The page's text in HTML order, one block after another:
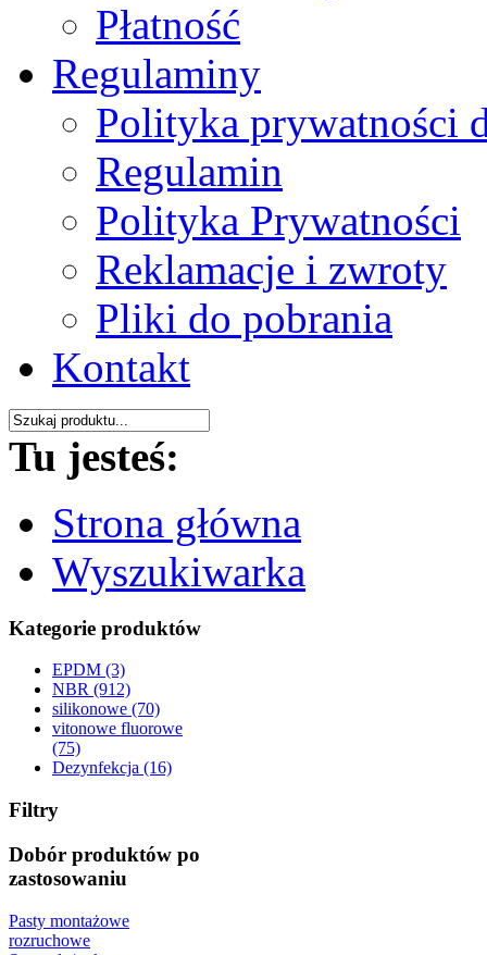
Płatność
Regulaminy
Polityka prywatności
Regulamin
Polityka Prywatności
Reklamacje i zwroty
Pliki do pobrania
Kontakt
Tu jesteś:
Strona główna
Wyszukiwarka
Kategorie produktów
EPDM (3)
NBR (912)
silikonowe (70)
vitonowe fluorowe
(75)
Dezynfekcja (16)
Filtry
Dobór produktów po
zastosowaniu
Pasty montażowe
rozruchowe